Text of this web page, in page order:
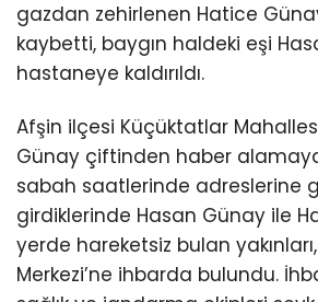
gazdan zehirlenen Hatice
kaybetti, baygın haldeki eşi
hastaneye kaldırıldı.
Afşin ilçesi Küçüktatlar
Günay çiftinden haber
sabah saatlerinde adreslerine
girdiklerinde Hasan Günay ile
yerde hareketsiz bulan yakınları,
Merkezi’ne ihbarda bulundu.